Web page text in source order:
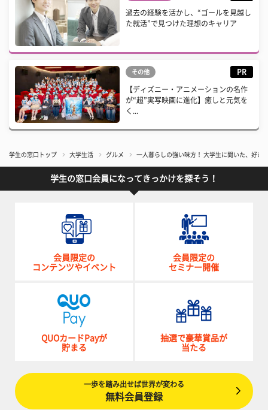
過去の経験を活かし、“ゴールを見越し
た就活”で見つけた理想のキャリア
その他 PR
【ディズニー・アニメーションの名作
が“超”実写映画に進化】癒しと元気を
く...
学生の窓口トップ 大学生活 グルメ 一人暮らしの強い味方！ 大学生に聞いた、好
学生の窓口会員になってきっかけを探そう！
会員限定の
コンテンツやイベント
会員限定の
セミナー開催
QUOカードPayが
貯まる
抽選で豪華賞品が
当たる
一歩を踏み出せば世界が変わる
無料会員登録